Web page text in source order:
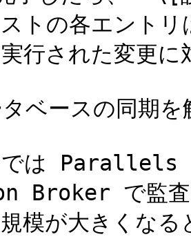
トの各エント
行された変更に
ベースの同期
では Parallels
Broker で監査
模が大きくな